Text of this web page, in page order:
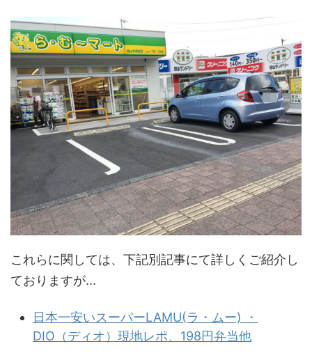
これらに関しては、下記別記事にて詳しくご紹介し
ておりますが...
日本一安いスーパーLAMU(ラ・ムー) ・
DIO（ディオ）現地レポ、198円弁当他